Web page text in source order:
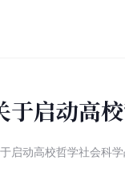
于启动高
启动高校哲学社会科